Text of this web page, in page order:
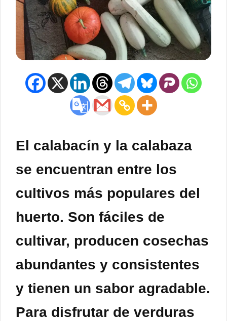
El calabacín y la calabaza
se encuentran entre los
cultivos más populares del
huerto. Son fáciles de
cultivar, producen cosechas
abundantes y consistentes
y tienen un sabor agradable.
Para disfrutar de verduras